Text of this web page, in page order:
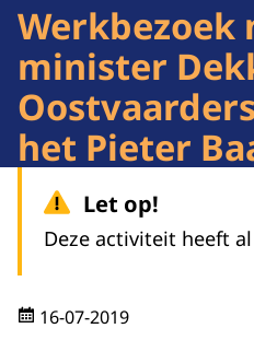
Werkbezoek
minister
het Pieter
Let op!
Deze activiteit heeft
16-07-2019